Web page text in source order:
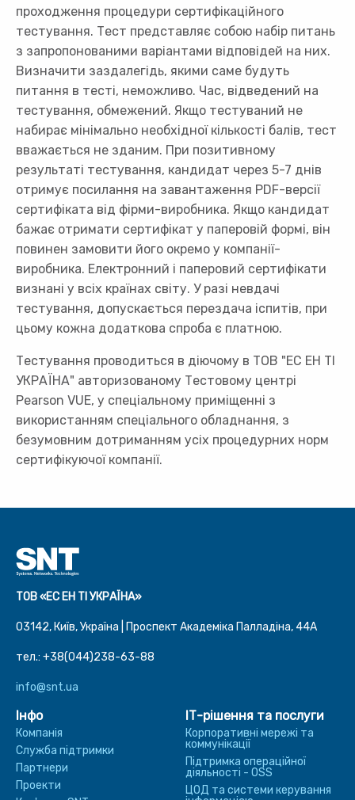
проходження процедури сертифікаційного
тестування. Тест представляє собою набір питань
з запропонованими варіантами відповідей на них.
Визначити заздалегідь, якими саме будуть
питання в тесті, неможливо. Час, відведений на
тестування, обмежений. Якщо тестуваний не
набирає мінімально необхідної кількості балів, тест
вважається не зданим. При позитивному
результаті тестування, кандидат через 5-7 днів
отримує посилання на завантаження PDF-версії
сертифіката від фірми-виробника. Якщо кандидат
бажає отримати сертифікат у паперовій формі, він
повинен замовити його окремо у компанії-
виробника. Електронний і паперовий сертифікати
визнані у всіх країнах світу. У разі невдачі
тестування, допускається перездача іспитів, при
цьому кожна додаткова спроба є платною.
Тестування проводиться в діючому в ТОВ "ЕС ЕН ТІ
УКРАЇНА" авторизованому Тестовому центрі
Pearson VUE, у спеціальному приміщенні з
використанням спеціального обладнання, з
безумовним дотриманням усіх процедурних норм
сертифікуючої компанії.
ТОВ «ЕС ЕН ТІ УКРАЇНА»
03142, Київ, Україна | Проспект Академіка Палладіна, 44A
тел.: +38(044)238-63-88
info@snt.ua
Інфо
Компанія
Служба підтримки
Партнери
Проекти
ІТ-рішення та послуги
Корпоративні мережі та
коммунікації
Підтримка операційної
діяльності - OSS
ЦОД та системи керування